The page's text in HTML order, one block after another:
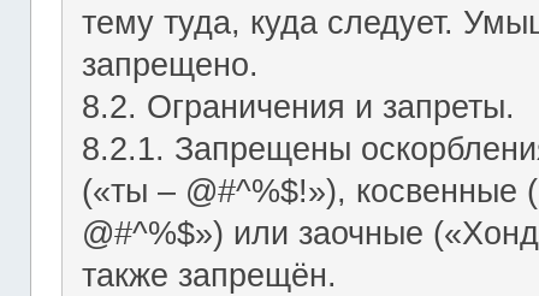
тему туда, куда следует.
запрещено.
8.2. Ограничения и запреты.
8.2.1. Запрещены
(«ты – @#^%$!»), косвенные
@#^%$») или заочные
также запрещён.